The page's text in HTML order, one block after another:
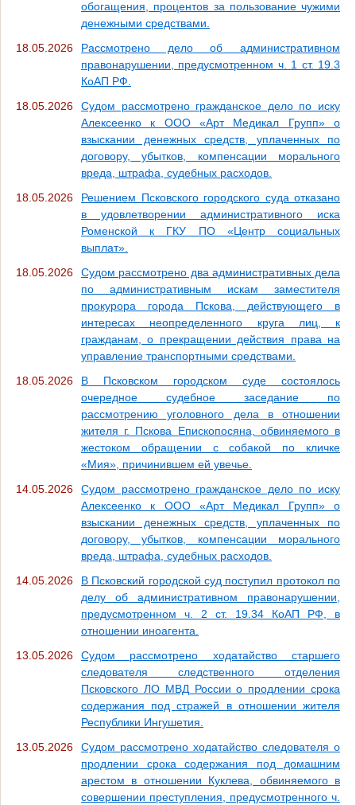
обогащения, процентов за пользование чужими
денежными средствами.
18.05.2026
Рассмотрено дело об административном
правонарушении, предусмотренном ч. 1 ст. 19.3
КоАП РФ.
18.05.2026
Судом рассмотрено гражданское дело по иску
Алексеенко к ООО «Арт Медикал Групп» о
взыскании денежных средств, уплаченных по
договору, убытков, компенсации морального
вреда, штрафа, судебных расходов.
18.05.2026
Решением Псковского городского суда отказано
в удовлетворении административного иска
Роменской к ГКУ ПО «Центр социальных
выплат».
18.05.2026
Судом рассмотрено два административных дела
по административным искам заместителя
прокурора города Пскова, действующего в
интересах неопределенного круга лиц, к
гражданам, о прекращении действия права на
управление транспортными средствами.
18.05.2026
В Псковском городском суде состоялось
очередное судебное заседание по
рассмотрению уголовного дела в отношении
жителя г. Пскова Епископосяна, обвиняемого в
жестоком обращении с собакой по кличке
«Мия», причинившем ей увечье.
14.05.2026
Судом рассмотрено гражданское дело по иску
Алексеенко к ООО «Арт Медикал Групп» о
взыскании денежных средств, уплаченных по
договору, убытков, компенсации морального
вреда, штрафа, судебных расходов.
14.05.2026
В Псковский городской суд поступил протокол по
делу об административном правонарушении,
предусмотренном ч. 2 ст. 19.34 КоАП РФ, в
отношении иноагента.
13.05.2026
Судом рассмотрено ходатайство старшего
следователя следственного отделения
Псковского ЛО МВД России о продлении срока
содержания под стражей в отношении жителя
Республики Ингушетия.
13.05.2026
Судом рассмотрено ходатайство следователя о
продлении срока содержания под домашним
арестом в отношении Куклева, обвиняемого в
совершении преступления, предусмотренного ч.